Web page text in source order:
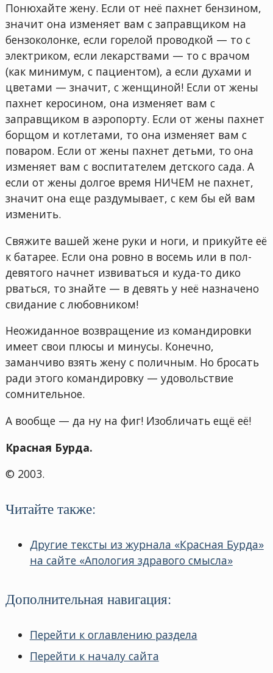
Понюхайте жену. Если от неё пахнет бензином,
значит она изменяет вам с заправщиком на
бензоколонке, если горелой проводкой — то с
электриком, если лекарствами — то с врачом
(как минимум, с пациентом), а если духами и
цветами — значит, с женщиной! Если от жены
пахнет керосином, она изменяет вам с
заправщиком в аэропорту. Если от жены пахнет
борщом и котлетами, то она изменяет вам с
поваром. Если от жены пахнет детьми, то она
изменяет вам с воспитателем детского сада. А
если от жены долгое время НИЧЕМ не пахнет,
значит она еще раздумывает, с кем бы ей вам
изменить.
Свяжите вашей жене руки и ноги, и прикуйте её
к батарее. Если она ровно в восемь или в пол-
девятого начнет извиваться и куда-то дико
рваться, то знайте — в девять у неё назначено
свидание с любовником!
Неожиданное возвращение из командировки
имеет свои плюсы и минусы. Конечно,
заманчиво взять жену с поличным. Но бросать
ради этого командировку — удовольствие
сомнительное.
А вообще — да ну на фиг! Изобличать ещё её!
Красная Бурда.
© 2003.
Читайте также:
Другие тексты из журнала «Красная Бурда»
на сайте «Апология здравого смысла»
Дополнительная навигация:
Перейти к оглавлению раздела
Перейти к началу сайта